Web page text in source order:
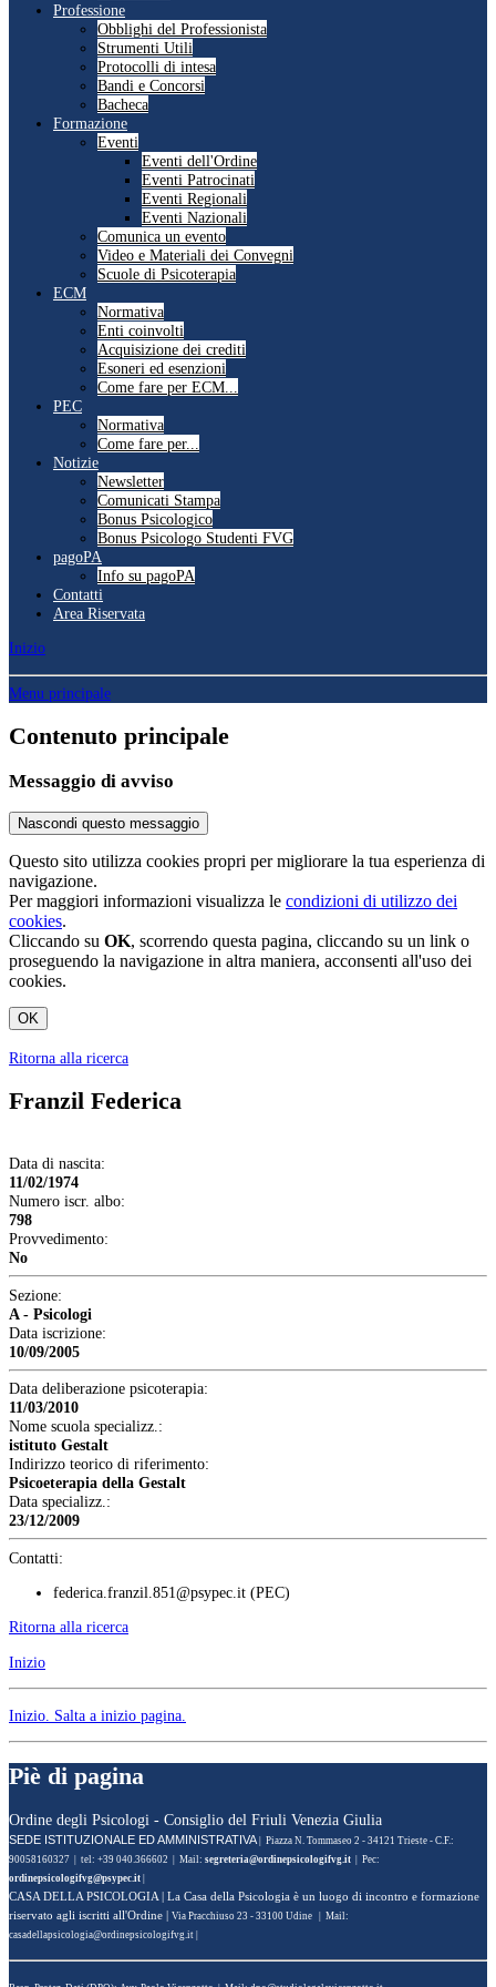
Professione
Obblighi del Professionista
Strumenti Utili
Protocolli di intesa
Bandi e Concorsi
Bacheca
Formazione
Eventi
Eventi dell'Ordine
Eventi Patrocinati
Eventi Regionali
Eventi Nazionali
Comunica un evento
Video e Materiali dei Convegni
Scuole di Psicoterapia
ECM
Normativa
Enti coinvolti
Acquisizione dei crediti
Esoneri ed esenzioni
Come fare per ECM...
PEC
Normativa
Come fare per...
Notizie
Newsletter
Comunicati Stampa
Bonus Psicologico
Bonus Psicologo Studenti FVG
pagoPA
Info su pagoPA
Contatti
Area Riservata
Inizio
Menu principale
Contenuto principale
Messaggio di avviso
Nascondi questo messaggio
Questo sito utilizza cookies propri per migliorare la tua esperienza di
navigazione.
Per maggiori informazioni visualizza le condizioni di utilizzo dei
cookies.
Cliccando su OK, scorrendo questa pagina, cliccando su un link o
proseguendo la navigazione in altra maniera, acconsenti all'uso dei
cookies.
OK
Ritorna alla ricerca
Franzil Federica
Data di nascita:
11/02/1974
Numero iscr. albo:
798
Provvedimento:
No
Sezione:
A - Psicologi
Data iscrizione:
10/09/2005
Data deliberazione psicoterapia:
11/03/2010
Nome scuola specializz.:
istituto Gestalt
Indirizzo teorico di riferimento:
Psicoeterapia della Gestalt
Data specializz.:
23/12/2009
Contatti:
federica.franzil.851@psypec.it (PEC)
Ritorna alla ricerca
Inizio
Inizio . Salta a inizio pagina.
Piè di pagina
Ordine degli Psicologi - Consiglio del Friuli Venezia Giulia
SEDE ISTITUZIONALE ED AMMINISTRATIVA
| Piazza N. Tommaseo 2 - 34121 Trieste - C.F.:
90058160327 | tel: +39 040.366602 | Mail: segreteria@ordinepsicologifvg.it | Pec:
ordinepsicologifvg@psypec.it
CASA DELLA PSICOLOGIA| La Casa della Psicologia è un luogo di incontro e formazione
riservato agli iscritti all'Ordine |
Via Pracchiuso 23 - 33100 Udine | Mail:
casadellapsicologia@ordinepsicologifvg.it